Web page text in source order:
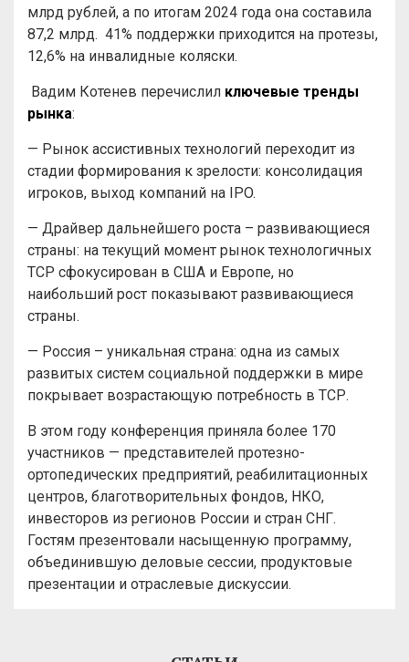
млрд рублей, а по итогам 2024 года она составила
87,2 млрд. 41% поддержки приходится на протезы,
12,6% на инвалидные коляски.
Вадим Котенев перечислил ключевые тренды
рынка:
— Рынок ассистивных технологий переходит из
стадии формирования к зрелости: консолидация
игроков, выход компаний на IPO.
— Драйвер дальнейшего роста – развивающиеся
страны: на текущий момент рынок технологичных
ТСР сфокусирован в США и Европе, но
наибольший рост показывают развивающиеся
страны.
— Россия – уникальная страна: одна из самых
развитых систем социальной поддержки в мире
покрывает возрастающую потребность в ТСР.
В этом году конференция приняла более 170
участников — представителей протезно-
ортопедических предприятий, реабилитационных
центров, благотворительных фондов, НКО,
инвесторов из регионов России и стран СНГ.
Гостям презентовали насыщенную программу,
объединившую деловые сессии, продуктовые
презентации и отраслевые дискуссии.